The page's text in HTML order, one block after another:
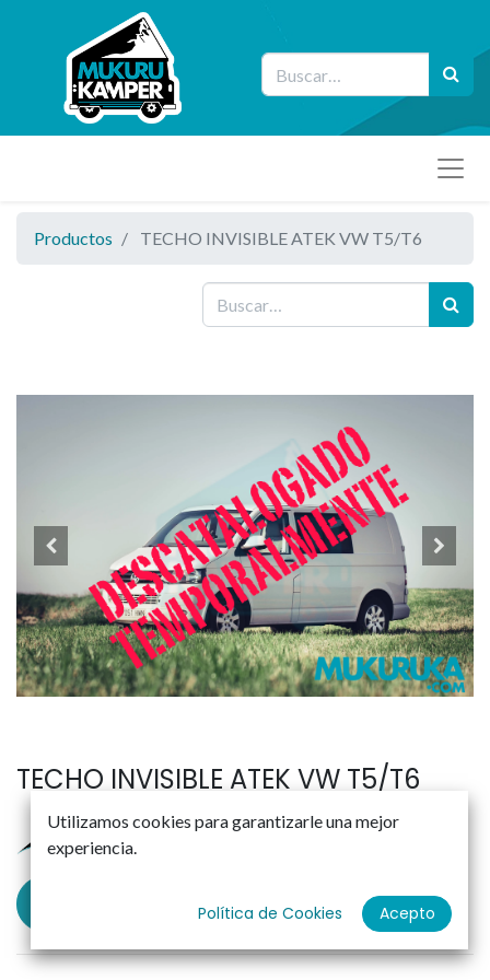
Productos TECHO INVISIBLE ATEK VW T5/T6
TECHO INVISIBLE ATEK VW T5/T6
Solicitar presupuesto
Utilizamos cookies para garantizarle una mejor
experiencia.
Política de Cookies Acepto